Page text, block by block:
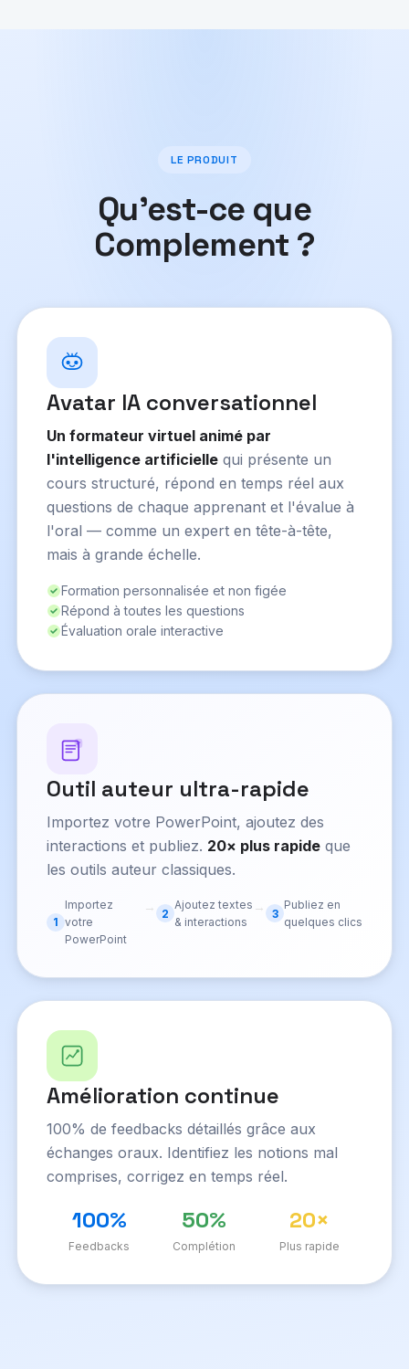
LE PRODUIT
Qu'est-ce que
Complement ?
Avatar IA conversationnel
Un formateur virtuel animé par
l'intelligence artificiellequi présente un
cours structuré, répond en temps réel aux
questions de chaque apprenant et l'évalue à
l'oral — comme un expert en tête-à-tête,
mais à grande échelle.
Formation personnalisée et non figée
Répond à toutes les questions
Évaluation orale interactive
Outil auteur ultra-rapide
Importez votre PowerPoint, ajoutez des
interactions et publiez. 20× plus rapideque
les outils auteur classiques.
1
Importez
votre
PowerPoint
→ 2
Ajoutez textes
& interactions
→ 3
Publiez en
quelques clics
Amélioration continue
100% de feedbacks détaillés grâce aux
échanges oraux. Identifiez les notions mal
comprises, corrigez en temps réel.
100%
Feedbacks
50%
Complétion
20×
Plus rapide